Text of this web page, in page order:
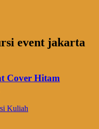
event jakarta
Cover Hitam
Kuliah